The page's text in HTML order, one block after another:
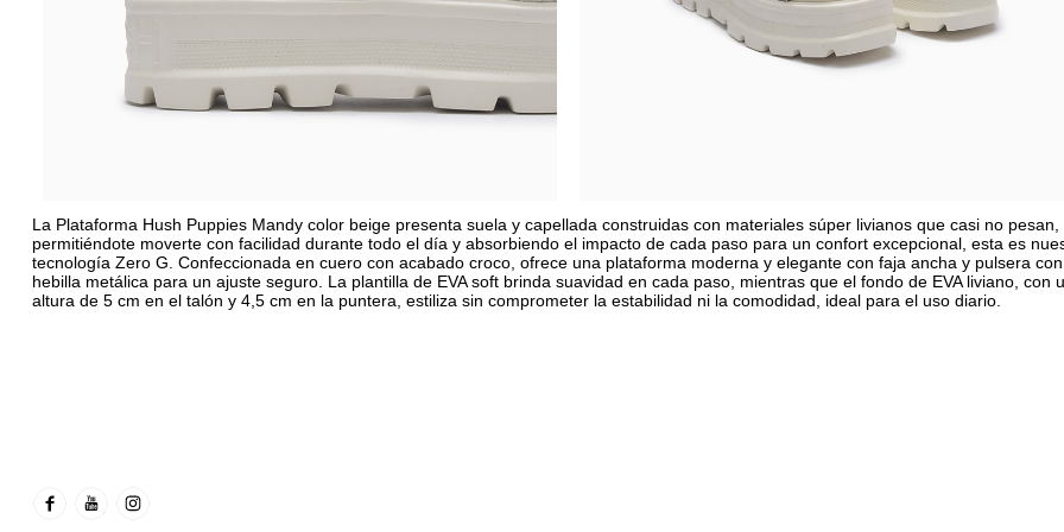
La Plataforma Hush Puppies Mandy color beige presenta suela y capellada construidas con materiales súper livianos que casi no pesan,
permitiéndote moverte con facilidad durante todo el día y absorbiendo el impacto de cada paso para un confort excepcional, esta es
tecnología Zero G. Confeccionada en cuero con acabado croco, ofrece una plataforma moderna y elegante con faja ancha y pulsera con
hebilla metálica para un ajuste seguro. La plantilla de EVA soft brinda suavidad en cada paso, mientras que el fondo de EVA liviano, con
altura de 5 cm en el talón y 4,5 cm en la puntera, estiliza sin comprometer la estabilidad ni la comodidad, ideal para el uso diario.